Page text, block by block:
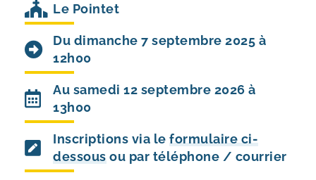
Le Pointet
Du dimanche 7 septembre 2025 à
12h00
Au samedi 12 septembre 2026 à
13h00
Inscriptions via le formulaire ci-
dessous ou par téléphone / courrier